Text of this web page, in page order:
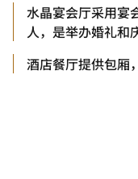
水晶宴会厅采用宴
人，是举办婚礼和
酒店餐厅提供包厢